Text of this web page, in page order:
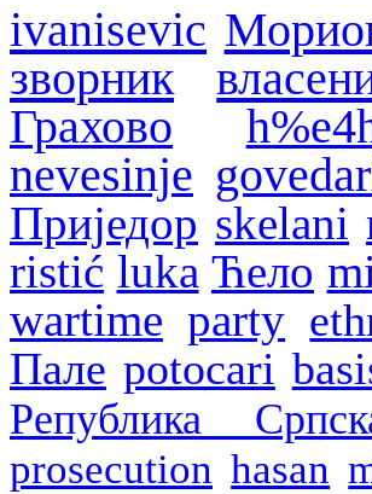
ivanisevic
зворник
Грахово
nevesinje
Приједор skelani
ristić luka Ћело
wartime party
Пале potocari
Република
prosecution hasan